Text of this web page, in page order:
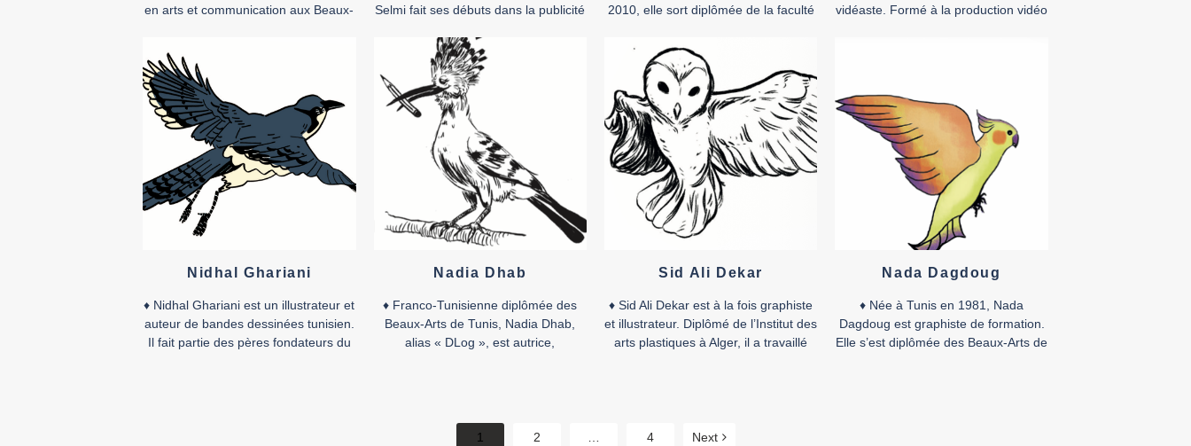
en arts et communication aux Beaux-
des entreprises de communication et
comme illustrateur pour des maisons
d’édition jeunesse. Il a également
exercé en tant qu’enseignant de
dessin numérique. En 2014, il obtient
le prix […]
Selmi fait ses débuts dans la publicité
à sa propre création, dans laquelle la
bande dessinée occupe une place
centrale, faisant de lui l’une des
signatures les plus en vue de la
scène tunisienne. Outre […]
2010, elle sort diplômée de la faculté
syrienne. Elle a participé à de
nombreuses expositions collectives
entre la Syrie, l’Algérie et la Palestine,
la France et le Royaume-Uni et a été
présente dans de multiples ateliers,
résidences […]
vidéaste. Formé à la production vidéo
without Borders. Il a collaboré en tant
que directeur artistique à plusieurs
livres et revues, […]
Nidhal Ghariani
♦ Nidhal Ghariani est un illustrateur et
auteur de bandes dessinées tunisien.
Il fait partie des pères fondateurs du
Nadia Dhab
♦ Franco-Tunisienne diplômée des
Beaux-Arts de Tunis, Nadia Dhab,
alias « DLog », est autrice,
LAB619 depuis 2014. Comme la
Sid Ali Dekar
♦ Sid Ali Dekar est à la fois graphiste
et illustrateur. Diplômé de l’Institut des
arts plastiques à Alger, il a travaillé
belge Étienne Schreder dans le cadre
Nada Dagdoug
♦ Née à Tunis en 1981, Nada
Dagdoug est graphiste de formation.
Elle s’est diplômée des Beaux-Arts de
1 2 … 4 Next